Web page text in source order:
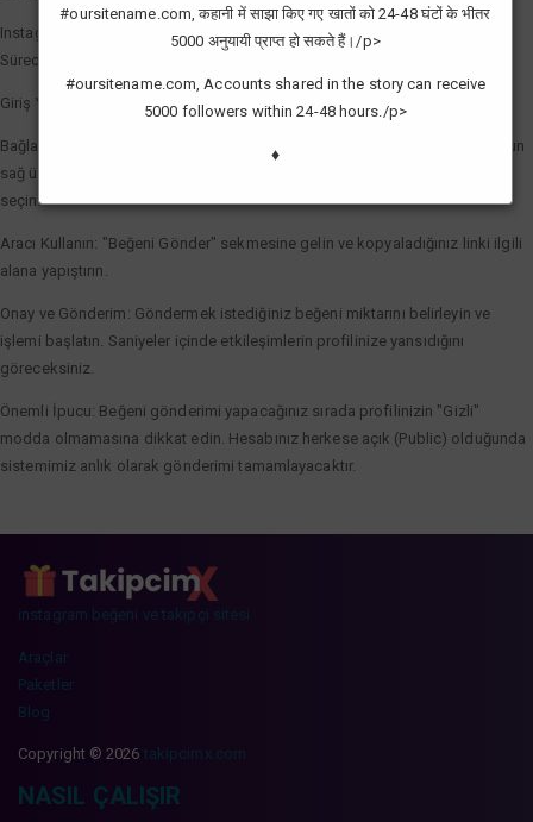
Instagram Beğeni Hilesi Nasıl Yapılır?
Süreci en verimli şekilde yönetmek için şu basit adımları izleyebilirsiniz:
Giriş Yapın: Sisteme giriş yaparak saatlik yenilenen kredilerinizi aktif edin.
Bağlantıyı Kopyalayın: Beğeni göndermek istediğiniz fotoğraf veya videonun
sağ üst köşesindeki üç noktaya tıklayarak "Bağlantıyı Kopyala" seçeneğini
seçin.
Aracı Kullanın: "Beğeni Gönder" sekmesine gelin ve kopyaladığınız linki ilgili
alana yapıştırın.
Onay ve Gönderim: Göndermek istediğiniz beğeni miktarını belirleyin ve
işlemi başlatın. Saniyeler içinde etkileşimlerin profilinize yansıdığını
göreceksiniz.
Önemli İpucu: Beğeni gönderimi yapacağınız sırada profilinizin "Gizli"
modda olmamasına dikkat edin. Hesabınız herkese açık (Public) olduğunda
sistemimiz anlık olarak gönderimi tamamlayacaktır.
instagram beğeni ve takipçi sitesi
Araçlar
Paketler
Blog
Copyright © 2026 takipcimx.com
NASIL ÇALIŞIR
#oursitename.com, कहानी में साझा किए गए खातों को 24-48 घंटों के भीतर
5000 अनुयायी प्राप्त हो सकते हैं।/p>
#oursitename.com, Accounts shared in the story can receive
5000 followers within 24-48 hours./p>
♦